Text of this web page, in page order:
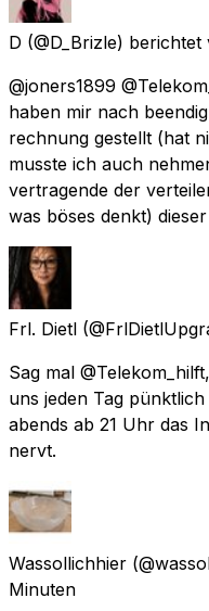
D (@D_Brizle) berichtet
@joners1899
haben mir nach
rechnung gestellt (hat
musste ich auch
vertragende der
was böses denkt)
Frl. Dietl
Sag mal
uns jeden Tag
abends ab 21 Uhr das
nervt.
Wassollichhier
Minuten